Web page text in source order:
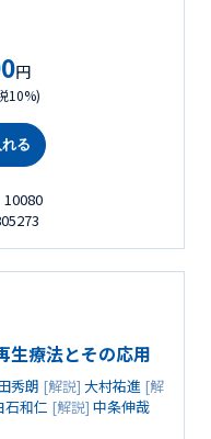
円
10%)
る
療法とその応用
秀朗 [解説] 大村祐進 [解
石和仁 [解説] 中条伸哉